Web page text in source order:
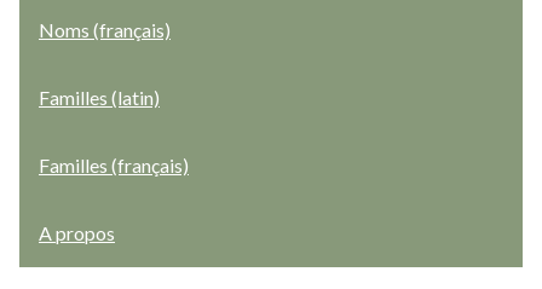
Noms (français)
Familles (latin)
Familles (français)
A propos